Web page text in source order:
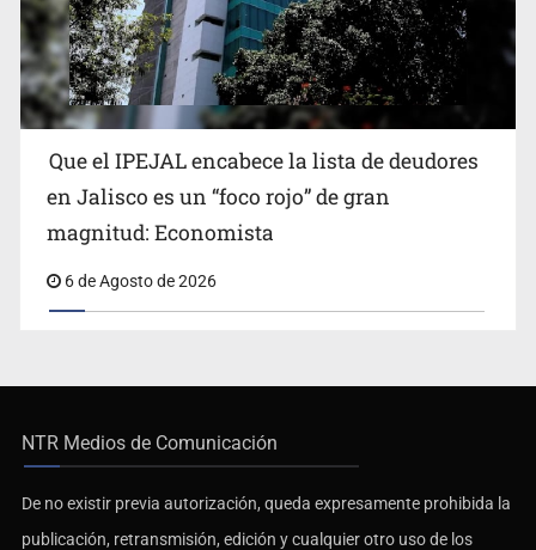
Que el IPEJAL encabece la lista de deudores
en Jalisco es un “foco rojo” de gran
magnitud: Economista
6 de Agosto de 2026
NTR Medios de Comunicación
De no existir previa autorización, queda expresamente prohibida la
publicación, retransmisión, edición y cualquier otro uso de los